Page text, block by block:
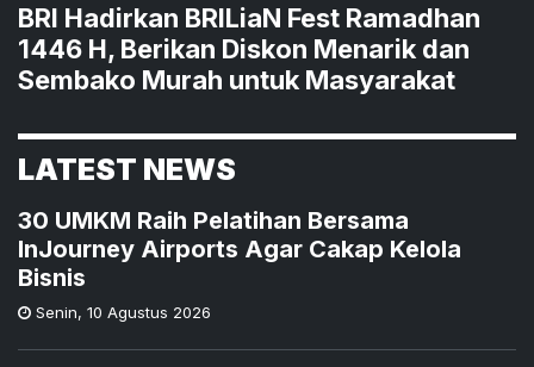
BRI Hadirkan BRILiaN Fest Ramadhan
1446 H, Berikan Diskon Menarik dan
Sembako Murah untuk Masyarakat
LATEST NEWS
30 UMKM Raih Pelatihan Bersama
InJourney Airports Agar Cakap Kelola
Bisnis
Senin, 10 Agustus 2026